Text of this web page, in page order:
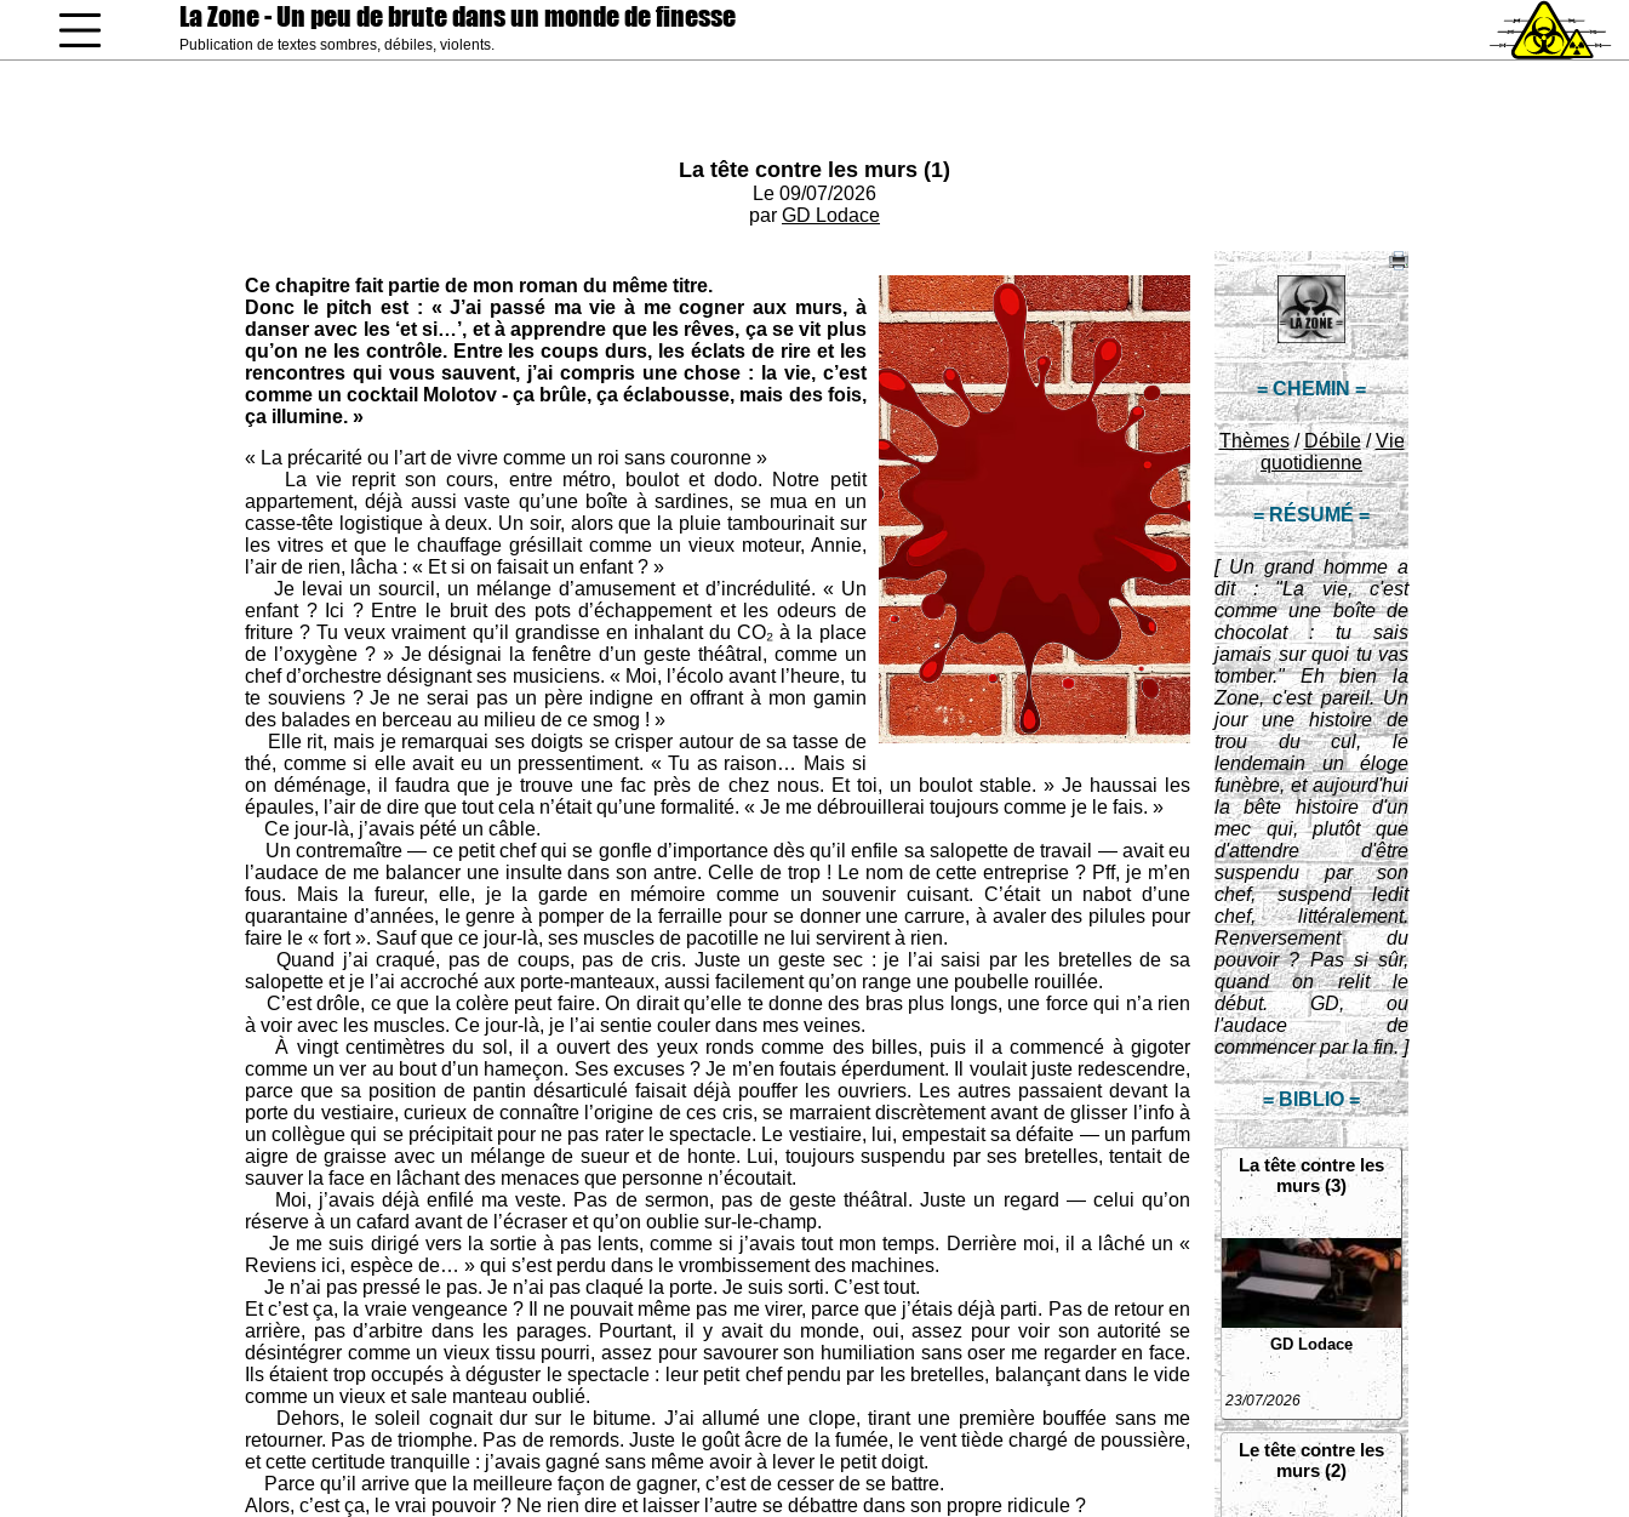
La Zone- Un peu de brute dans un monde de finesse
Publication de textes sombres, débiles, violents.
La tête contre les murs (1)
Le 09/07/2026
par GD Lodace
= CHEMIN =
Thèmes/Débile/Vie
quotidienne
= RÉSUMÉ =
[ Un grand homme a
dit : "La vie, c'est
comme une boîte de
chocolat : tu sais
jamais sur quoi tu vas
tomber." Eh bien la
Zone, c'est pareil. Un
jour une histoire de
trou du cul, le
lendemain un éloge
funèbre, et aujourd'hui
la bête histoire d'un
mec qui, plutôt que
d'attendre d'être
suspendu par son
chef, suspend ledit
chef, littéralement.
Renversement du
pouvoir ? Pas si sûr,
quand on relit le
début. GD, ou
l'audace de
commencer par la fin. ]
= BIBLIO =
La tête contre les
murs (3)
GD Lodace
23/07/2026
Le tête contre les
murs (2)
Ce chapitre fait partie de mon roman du même titre.
Donc le pitch est : « J’ai passé ma vie à me cogner aux murs, à
danser avec les ‘et si…’, et à apprendre que les rêves, ça se vit plus
qu’on ne les contrôle. Entre les coups durs, les éclats de rire et les
rencontres qui vous sauvent, j’ai compris une chose : la vie, c’est
comme un cocktail Molotov - ça brûle, ça éclabousse, mais des fois,
ça illumine. »
« La précarité ou l’art de vivre comme un roi sans couronne »
La vie reprit son cours, entre métro, boulot et dodo. Notre petit
appartement, déjà aussi vaste qu’une boîte à sardines, se mua en un
casse-tête logistique à deux. Un soir, alors que la pluie tambourinait sur
les vitres et que le chauffage grésillait comme un vieux moteur, Annie,
l’air de rien, lâcha : « Et si on faisait un enfant ? »
Je levai un sourcil, un mélange d’amusement et d’incrédulité. « Un
enfant ? Ici ? Entre le bruit des pots d’échappement et les odeurs de
friture ? Tu veux vraiment qu’il grandisse en inhalant du CO₂ à la place
de l’oxygène ? » Je désignai la fenêtre d’un geste théâtral, comme un
chef d’orchestre désignant ses musiciens. « Moi, l’écolo avant l’heure, tu
te souviens ? Je ne serai pas un père indigne en offrant à mon gamin
des balades en berceau au milieu de ce smog ! »
Elle rit, mais je remarquai ses doigts se crisper autour de sa tasse de
thé, comme si elle avait eu un pressentiment. « Tu as raison… Mais si
on déménage, il faudra que je trouve une fac près de chez nous. Et toi, un boulot stable. » Je haussai les
épaules, l’air de dire que tout cela n’était qu’une formalité. « Je me débrouillerai toujours comme je le fais. »
Ce jour-là, j’avais pété un câble.
Un contremaître — ce petit chef qui se gonfle d’importance dès qu’il enfile sa salopette de travail — avait eu
l’audace de me balancer une insulte dans son antre. Celle de trop ! Le nom de cette entreprise ? Pff, je m’en
fous. Mais la fureur, elle, je la garde en mémoire comme un souvenir cuisant. C’était un nabot d’une
quarantaine d’années, le genre à pomper de la ferraille pour se donner une carrure, à avaler des pilules pour
faire le « fort ». Sauf que ce jour-là, ses muscles de pacotille ne lui servirent à rien.
Quand j’ai craqué, pas de coups, pas de cris. Juste un geste sec : je l’ai saisi par les bretelles de sa
salopette et je l’ai accroché aux porte-manteaux, aussi facilement qu’on range une poubelle rouillée.
C’est drôle, ce que la colère peut faire. On dirait qu’elle te donne des bras plus longs, une force qui n’a rien
à voir avec les muscles. Ce jour-là, je l’ai sentie couler dans mes veines.
À vingt centimètres du sol, il a ouvert des yeux ronds comme des billes, puis il a commencé à gigoter
comme un ver au bout d’un hameçon. Ses excuses ? Je m’en foutais éperdument. Il voulait juste redescendre,
parce que sa position de pantin désarticulé faisait déjà pouffer les ouvriers. Les autres passaient devant la
porte du vestiaire, curieux de connaître l’origine de ces cris, se marraient discrètement avant de glisser l’info à
un collègue qui se précipitait pour ne pas rater le spectacle. Le vestiaire, lui, empestait sa défaite — un parfum
aigre de graisse avec un mélange de sueur et de honte. Lui, toujours suspendu par ses bretelles, tentait de
sauver la face en lâchant des menaces que personne n’écoutait.
Moi, j’avais déjà enfilé ma veste. Pas de sermon, pas de geste théâtral. Juste un regard — celui qu’on
réserve à un cafard avant de l’écraser et qu’on oublie sur-le-champ.
Je me suis dirigé vers la sortie à pas lents, comme si j’avais tout mon temps. Derrière moi, il a lâché un «
Reviens ici, espèce de… » qui s’est perdu dans le vrombissement des machines.
Je n’ai pas pressé le pas. Je n’ai pas claqué la porte. Je suis sorti. C’est tout.
Et c’est ça, la vraie vengeance ? Il ne pouvait même pas me virer, parce que j’étais déjà parti. Pas de retour en
arrière, pas d’arbitre dans les parages. Pourtant, il y avait du monde, oui, assez pour voir son autorité se
désintégrer comme un vieux tissu pourri, assez pour savourer son humiliation sans oser me regarder en face.
Ils étaient trop occupés à déguster le spectacle : leur petit chef pendu par les bretelles, balançant dans le vide
comme un vieux et sale manteau oublié.
Dehors, le soleil cognait dur sur le bitume. J’ai allumé une clope, tirant une première bouffée sans me
retourner. Pas de triomphe. Pas de remords. Juste le goût âcre de la fumée, le vent tiède chargé de poussière,
et cette certitude tranquille : j’avais gagné sans même avoir à lever le petit doigt.
Parce qu’il arrive que la meilleure façon de gagner, c’est de cesser de se battre.
Alors, c’est ça, le vrai pouvoir ? Ne rien dire et laisser l’autre se débattre dans son propre ridicule ?